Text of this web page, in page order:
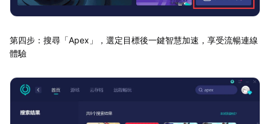
第四步：搜尋「Apex」，選定目標後一鍵智慧加速，享受流暢連線
體驗